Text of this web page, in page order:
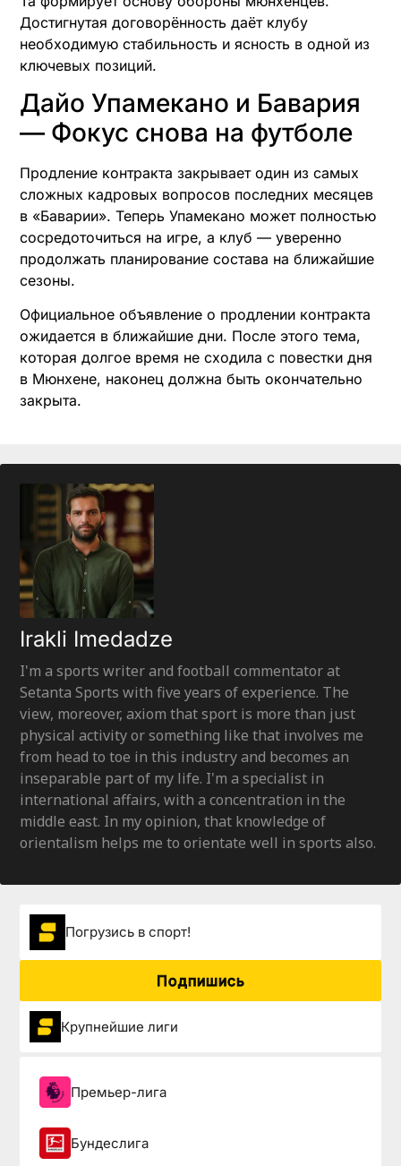
Достигнутая договорённость даёт клубу
необходимую стабильность и ясность в одной из
ключевых позиций.
Дайо Упамекано и Бавария
— Фокус снова на футболе
Продление контракта закрывает один из самых
сложных кадровых вопросов последних месяцев
в «Баварии». Теперь Упамекано может полностью
сосредоточиться на игре, а клуб — уверенно
продолжать планирование состава на ближайшие
сезоны.
Официальное объявление о продлении контракта
ожидается в ближайшие дни. После этого тема,
которая долгое время не сходила с повестки дня
в Мюнхене, наконец должна быть окончательно
закрыта.
Irakli Imedadze
I'm a sports writer and football commentator at
Setanta Sports with five years of experience. The
view, moreover, axiom that sport is more than just
physical activity or something like that involves me
from head to toe in this industry and becomes an
inseparable part of my life. I'm a specialist in
international affairs, with a concentration in the
middle east. In my opinion, that knowledge of
orientalism helps me to orientate well in sports also.
Погрузиcь в спорт!
Подпишись
Крупнейшие лиги
Премьер-лига
Бундеслига